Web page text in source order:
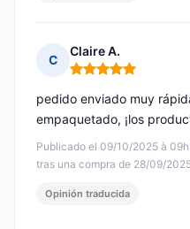
C
Claire A.
Nota: 5 de 5
Publicado el 09/10/2025 à
tras una compra de 28/09/
pedido enviado muy
empaquetado, ¡los
Opinión traducida